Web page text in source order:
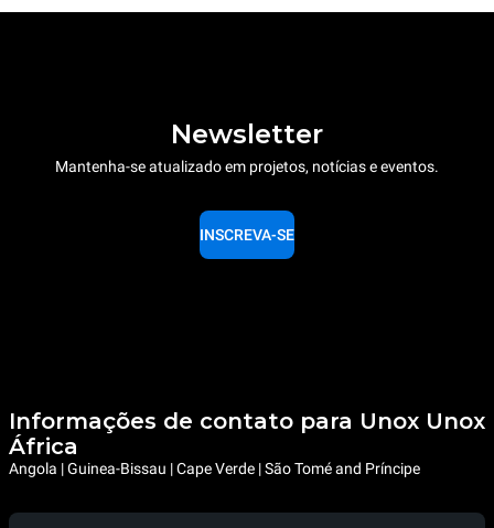
Newsletter
Mantenha-se atualizado em projetos, notícias e eventos.
INSCREVA-SE
Informações de contato para Unox Unox
África
Angola | Guinea-Bissau | Cape Verde | São Tomé and Príncipe